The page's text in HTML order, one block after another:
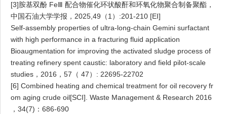
[3]胺基双酚 FeⅢ 配合物催化环状酸酐和环氧化物聚合制备聚酯，
中国石油大学学报， 2025,49 （1 ） :201-210 [EI]
Self-assembly properties of ultra-long-chain Gemini surfactant
with high performance in a fracturing fluid application
Bioaugmentation for improving the activated sludge process of
treating refinery spent caustic: laboratory and field pilot-scale
studies ， 2016 ， 57 （ 47） : 22695-22702
[6] Combined heating and chemical treatment for oil recovery fr
om aging crude oil[SCI]. Waste Management & Research 2016
， 34(7) ： 686-690